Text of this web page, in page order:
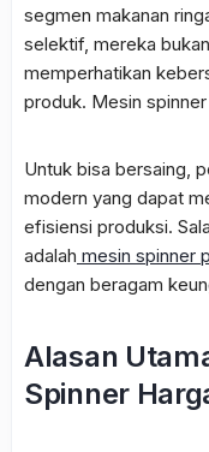
segmen makanan
selektif, mereka
memperhatikan
produk. Mesin
Untuk bisa bersaing,
modern yang dapat
efisiensi produksi.
adalah mesin spinner
dengan beragam
Alasan
Spinner